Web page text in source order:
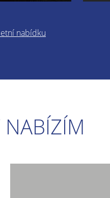
nabídku